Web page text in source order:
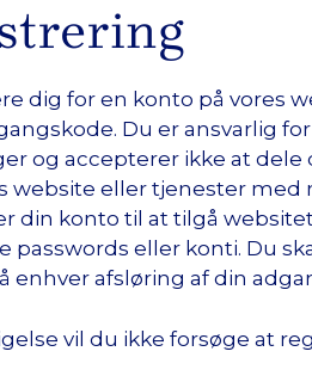
dig for en konto på vores
Du er ansvarlig
og accepterer ikke at
website eller tjenester med
din konto til at tilgå
passwords eller konti. Du
afsløring af din
vil du ikke forsøge at